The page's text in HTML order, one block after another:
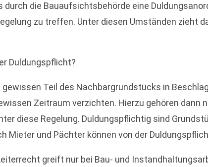
durch die Bauaufsichtsbehörde eine
zu treffen. Unter diesen Umständen
Duldungspflicht?
Teil des Nachbargrundstücks in
Zeitraum verzichten. Hierzu gehören dann
diese Regelung. Duldungspflichtig sind
Mieter und Pächter können von der
greift nur bei Bau- und